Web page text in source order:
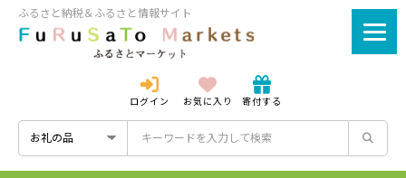
ふるさと納税＆ふるさと情報サイト
ログイン お気に入り 寄付する